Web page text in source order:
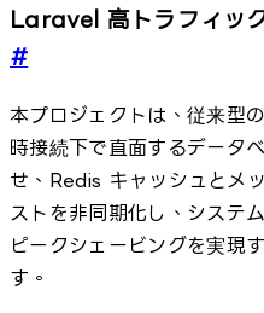
Laravel 高トラフィッ
#
本プロジェクトは、従来型
時接続下で直面するデータ
せ、Redis キャッシュとメ
ストを非同期化し、システ
ピークシェービングを実現
す。